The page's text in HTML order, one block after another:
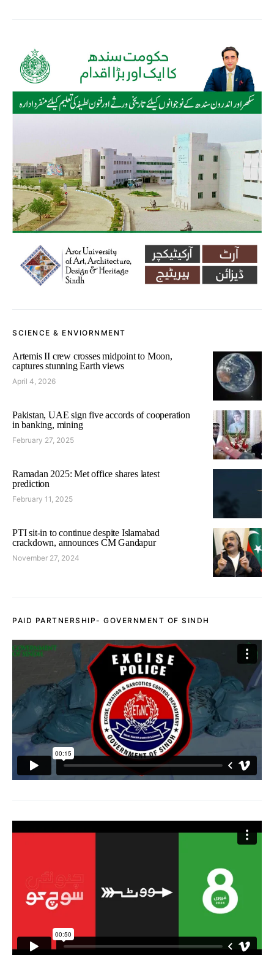
SCIENCE & ENVIORNMENT
Artemis II crew crosses midpoint to Moon,
captures stunning Earth views
April 4, 2026
Pakistan, UAE sign five accords of cooperation
in banking, mining
February 27, 2025
Ramadan 2025: Met office shares latest
prediction
February 11, 2025
PTI sit-in to continue despite Islamabad
crackdown, announces CM Gandapur
November 27, 2024
PAID PARTNERSHIP- GOVERNMENT OF SINDH